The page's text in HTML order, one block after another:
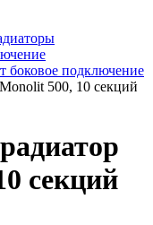
боковое подключение
500, 10 секций
секций